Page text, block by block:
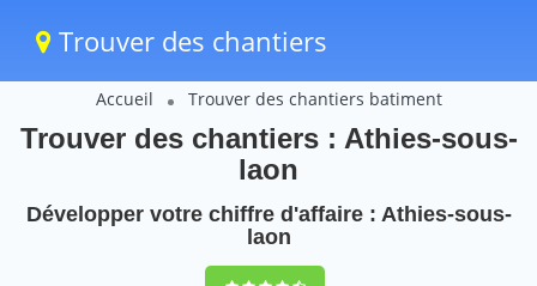
Trouver des chantiers
Accueil Trouver des chantiers batiment
Trouver des chantiers : Athies-sous-
laon
Développer votre chiffre d'affaire : Athies-sous-
laon